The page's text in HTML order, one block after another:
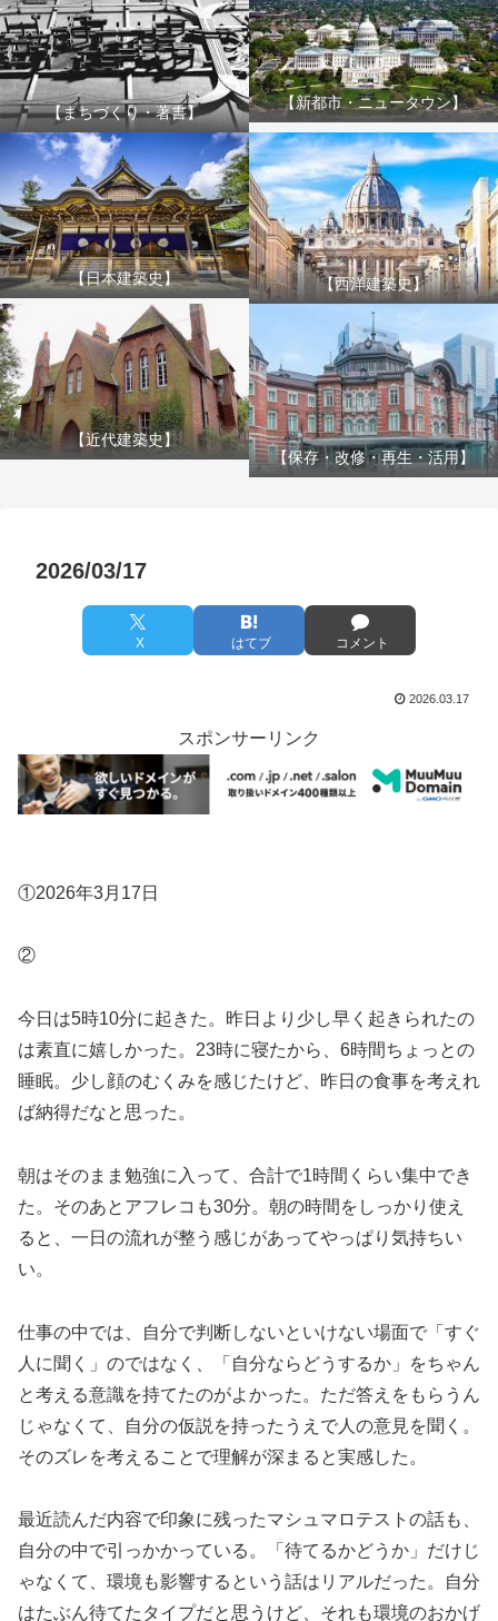
【まちづくり・著書】
【新都市・ニュータウン】
【日本建築史】 【西洋建築史】
【近代建築史】
【保存・改修・再生・活用】
2026/03/17
X はてブ コメント
2026.03.17
スポンサーリンク
①2026年3月17日
②
今日は5時10分に起きた。昨日より少し早く起きられたの
は素直に嬉しかった。23時に寝たから、6時間ちょっとの
睡眠。少し顔のむくみを感じたけど、昨日の食事を考えれ
ば納得だなと思った。
朝はそのまま勉強に入って、合計で1時間くらい集中でき
た。そのあとアフレコも30分。朝の時間をしっかり使え
ると、一日の流れが整う感じがあってやっぱり気持ちい
い。
仕事の中では、自分で判断しないといけない場面で「すぐ
人に聞く」のではなく、「自分ならどうするか」をちゃん
と考える意識を持てたのがよかった。ただ答えをもらうん
じゃなくて、自分の仮説を持ったうえで人の意見を聞く。
そのズレを考えることで理解が深まると実感した。
最近読んだ内容で印象に残ったマシュマロテストの話も、
自分の中で引っかかっている。「待てるかどうか」だけじ
ゃなくて、環境も影響するという話はリアルだった。自分
はたぶん待てたタイプだと思うけど、それも環境のおかげ